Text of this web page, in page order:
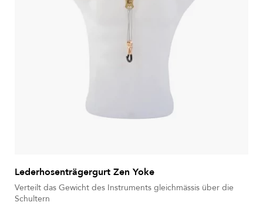
Lederhosenträgergurt Zen Yoke
Verteilt das Gewicht des Instruments gleichmässis über die
Schultern